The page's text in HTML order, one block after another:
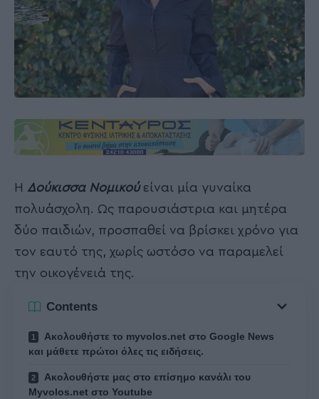
Η Δούκισσα Νομικούείναι μία γυναίκα
πολυάσχολη. Ως παρουσιάστρια και μητέρα
δύο παιδιών, προσπαθεί να βρίσκει χρόνο για
τον εαυτό της, χωρίς ωστόσο να παραμελεί
την οικογένειά της.
Contents
Ακολουθήστε το myvolos.net στο Google News
και μάθετε πρώτοι όλες τις ειδήσεις.
Ακολουθήστε μας στο επίσημο κανάλι του
Myvolos.net στο Youtube